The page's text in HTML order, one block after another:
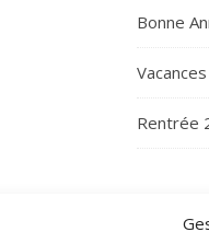
Bonne
Rentrée